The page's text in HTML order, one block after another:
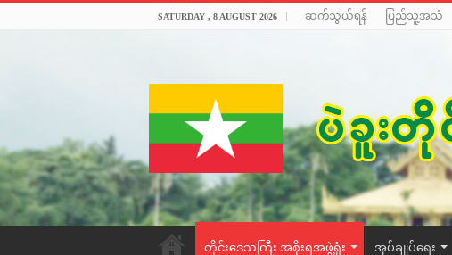
SATURDAY , 8 AUGUST 2026 ဆက်သွယ်ရန် ပြည်သူ့အသံ
တိုင်းဒေသကြီး အစိုးရအဖွဲ့ရုံး အုပ်ချုပ်ရေး